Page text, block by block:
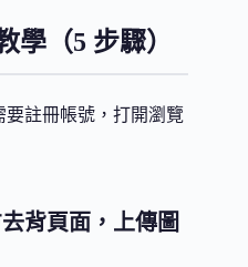
學（5 步驟）
要註冊帳號，打開瀏覽
背頁面，上傳圖